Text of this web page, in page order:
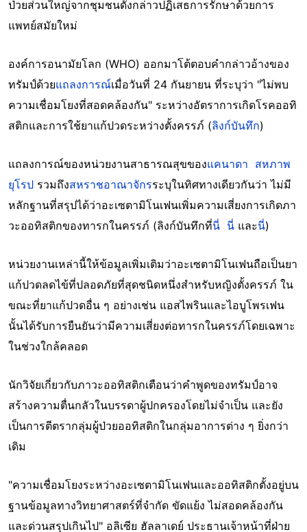
ป่วยส่วนใหญ่จากชุมชนดังกล่าวปฏิเสธการรักษาด้วยการ
แพทย์สมัยใหม่
องค์การอนามัยโลก (WHO) ออกมาโต้ตอบคำกล่าวอ้างของ
ทรัมป์ด้วยแถลงการณ์เมื่อวันที่ 24 กันยายน ที่ระบุว่า "ไม่พบ
ความเชื่อมโยงที่สอดคล้องกัน" ระหว่างอัตราการเกิดโรคออทิ
สติกและการใช้ยาแก้ปวดระหว่างตั้งครรภ์ (ลิงก์บันทึก)
แถลงการณ์ของหน่วยงานสาธารณสุขของแคนาดา สหภาพ
ยุโรป รวมถึงสหราชอาณาจักรระบุในทิศทางเดียวกันว่า ไม่มี
หลักฐานที่สรุปได้ว่าอะเซตามิโนเฟนเพิ่มความเสี่ยงการเกิดภา
วะออทิสติกของทารกในครรภ์ (ลิงก์บันทึกที่นี่ นี่ และนี่)
หน่วยงานเหล่านี้ให้ข้อมูลเพิ่มเติมว่าอะเซตามิโนเฟนถือเป็นยา
แก้ปวดลดไข้ที่ปลอดภัยที่สุดชนิดหนึ่งสำหรับหญิงตั้งครรภ์ ใน
ขณะที่ยาแก้ปวดอื่น ๆ อย่างเช่น แอสไพรินและไอบูโพรเฟน
นั้นได้รับการยืนยันว่ามีความเสี่ยงต่อทารกในครรภ์โดยเฉพาะ
ในช่วงใกล้คลอด
นักวิจัยเกี่ยวกับภาวะออทิสติกเตือนว่าคำพูดของทรัมป์อาจ
สร้างความตื่นกลัวในบรรดาผู้ปกครองโดยไม่จำเป็น และยัง
เป็นการตีตรากลุ่มผู้ป่วยออทิสติกในกลุ่มอาการต่าง ๆ ยิ่งกว่า
เดิม
"ความเชื่อมโยงระหว่างอะเซตามิโนเฟนและออทิสติกตั้งอยู่บน
ฐานข้อมูลทางวิทยาศาสตร์ที่จำกัด ขัดแย้ง ไม่สอดคล้องกัน
และด่วนสรุปเกินไป" อลิเซีย ฮัลลาเดย์ ประธานเจ้าหน้าที่ฝ่าย